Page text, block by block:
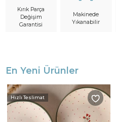
Kırık Parça
Değişim
Garantisi
Makinede
Yıkanabilir
En Yeni Ürünler
Hızlı Teslimat